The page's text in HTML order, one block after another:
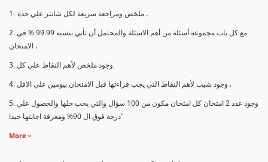
1- ملخص ومراجعة سريعة لكل شابتر علي حدة .
2. مع كل باب مجموعة أسئلة من أهم الاسئلة والمحتمل أن تأتي بنسبة 99.99 % في
الامتحان .
3. وجود ملخص لأهم النقاط علي كل
4. وجود شيت لأهم النقاط التي يجب قراءتها قبل الامتحان بيومين علي الاقل .
5. وجود عدد 2 امتحان كل امتحان مكون من 100 سؤال والتي يجب حلها والحصول علي
درجة فوق ال 90% ومعرفة اجابتها جيدا"
More